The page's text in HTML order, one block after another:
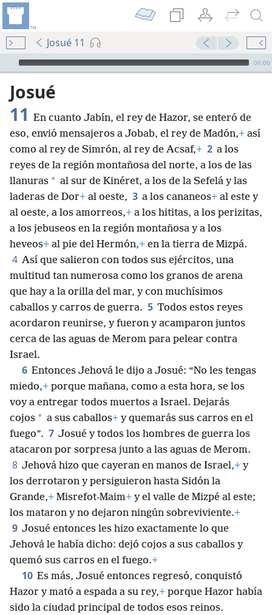
Josué 11
Audio Player
00:00
Josué
11 En cuanto Jabín, el rey de Hazor, se enteró de
eso, envió mensajeros a Jobab, el rey de Madón,+ así
como al rey de Simrón, al rey de Acsaf,+ 2 a los
reyes de la región montañosa del norte, a los de las
llanuras * al sur de Kinéret, a los de la Sefelá y las
laderas de Dor+ al oeste, 3 a los cananeos+ al este y
al oeste, a los amorreos,+ a los hititas, a los perizitas,
a los jebuseos en la región montañosa y a los
heveos+ al pie del Hermón,+ en la tierra de Mizpá.
4 Así que salieron con todos sus ejércitos, una
multitud tan numerosa como los granos de arena
que hay a la orilla del mar, y con muchísimos
caballos y carros de guerra. 5 Todos estos reyes
acordaron reunirse, y fueron y acamparon juntos
cerca de las aguas de Merom para pelear contra
Israel.
6 Entonces Jehová le dijo a Josué: “No les tengas
miedo,+ porque mañana, como a esta hora, se los
voy a entregar todos muertos a Israel. Dejarás
cojos * a sus caballos+ y quemarás sus carros en el
fuego”. 7 Josué y todos los hombres de guerra los
atacaron por sorpresa junto a las aguas de Merom.
8 Jehová hizo que cayeran en manos de Israel,+ y
los derrotaron y persiguieron hasta Sidón la
Grande,+ Misrefot-Maim+ y el valle de Mizpé al este;
los mataron y no dejaron ningún sobreviviente.+
9 Josué entonces les hizo exactamente lo que
Jehová le había dicho: dejó cojos a sus caballos y
quemó sus carros en el fuego.+
10 Es más, Josué entonces regresó, conquistó
Hazor y mató a espada a su rey,+ porque Hazor había
sido la ciudad principal de todos esos reinos.